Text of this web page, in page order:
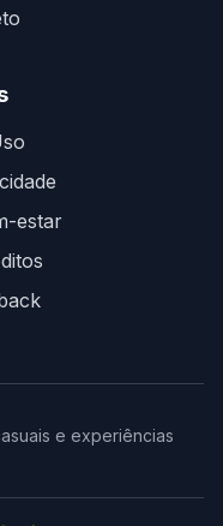
estar
e experiências